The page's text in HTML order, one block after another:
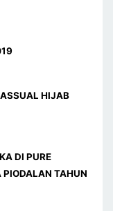
HIJAB
DI PURE
PIODALAN TAHUN